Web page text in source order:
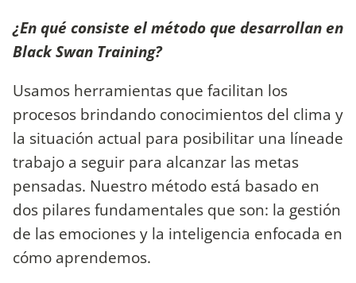
¿En qué consiste el método que desarrollan en
Black Swan Training?
Usamos herramientas que facilitan los
procesos brindando conocimientos del clima y
la situación actual para posibilitar una líneade
trabajo a seguir para alcanzar las metas
pensadas. Nuestro método está basado en
dos pilares fundamentales que son: la gestión
de las emociones y la inteligencia enfocada en
cómo aprendemos.